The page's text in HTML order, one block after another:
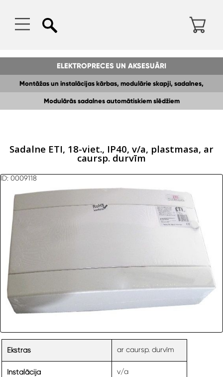
ELEKTROPRECES UN AKSESUĀRI
Montāžas un instalācijas kārbas, modulārie skapji, sadalnes,
kopnes,DIN sliedes
Modulārās sadalnes automātiskiem slēdžiem
Sadalne ETI, 18-viet., IP40, v/a, plastmasa, ar
caursp. durvīm
ID: 0009118
Ekstras ar caursp. durvīm
Instalācija v/a